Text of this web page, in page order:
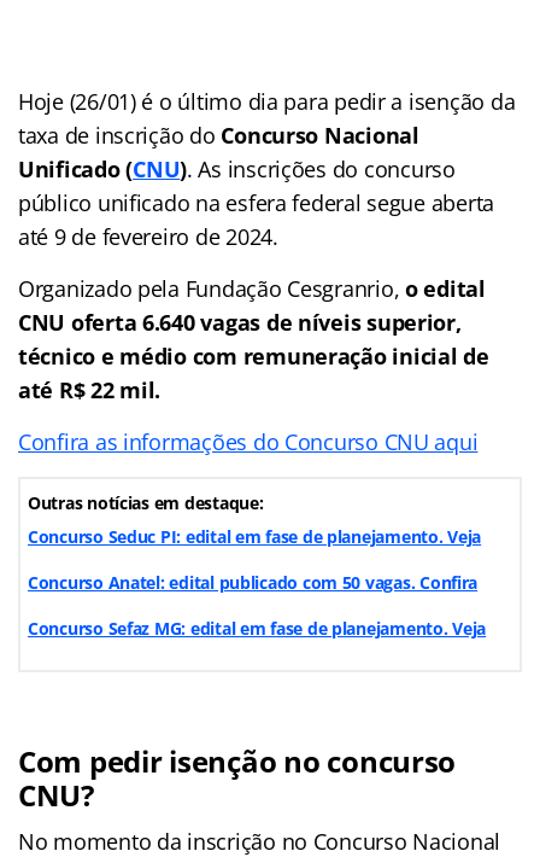
Hoje (26/01) é o último dia para pedir a isenção da
taxa de inscrição do Concurso Nacional
Unificado(CNU). As inscrições do concurso
público unificado na esfera federal segue aberta
até 9 de fevereiro de 2024.
Organizado pela Fundação Cesgranrio,o edital
CNU oferta 6.640 vagas de níveis superior,
técnico e médio com remuneração inicial de
até R$ 22 mil.
Confira as informações do Concurso CNU aqui
Outras notícias em destaque:
Concurso Seduc PI: edital em fase de planejamento. Veja
Concurso Anatel: edital publicado com 50 vagas. Confira
Concurso Sefaz MG: edital em fase de planejamento. Veja
Com pedir isenção no concurso
CNU?
No momento da inscrição no Concurso Nacional